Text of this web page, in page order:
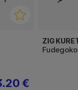
€
ZIG